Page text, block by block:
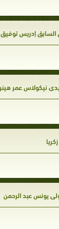
إدريس توفيق
نيكولاس عمر
يونس عبد الرحمن